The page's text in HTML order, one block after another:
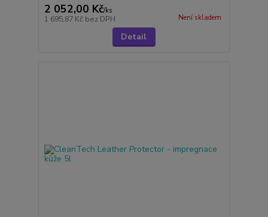
2 052,00 Kč/ks
1 695,87 Kč bez DPH Není skladem
Detail